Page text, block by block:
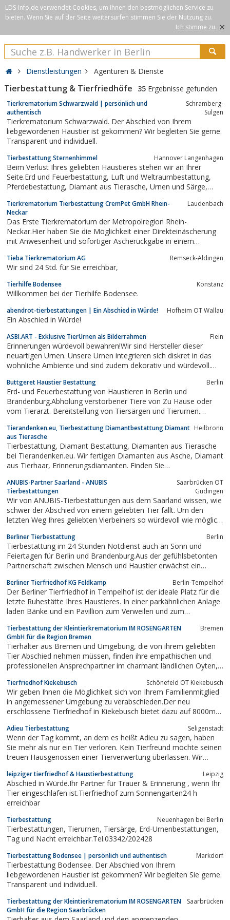
LDS-Info.de verwendet Cookies, um Ihnen den bestmöglichen Service zu
bieten. Wenn Sie auf der Seite weitersurfen stimmen Sie der Nutzung zu.
Ich stimme zu. ×
Dienstleistungen Agenturen & Dienste
Tierbestattung & Tierfriedhöfe 35 Ergebnisse gefunden
Tierkrematorium Schwarzwald | persönlich und
authentisch
Schramberg-
Sulgen
Tierkrematorium Schwarzwald. Der Abschied von Ihrem
liebgewordenen Haustier ist gekommen? Wir begleiten Sie gerne.
Transparent und individuell.
Tierbestattung Sternenhimmel Hannover Langenhagen
Beim Verlust Ihres geliebten Haustieres stehen wir an Ihrer
Seite.Erd und Feuerbestattung, Luft und Weltraumbestattung,
Pferdebestattung, Diamant aus Tierasche, Urnen und Särge,
Tierkrematorium Tierbestattung CremPet GmbH Rhein-
Neckar
Laudenbach
Das Erste Tierkrematorium der Metropolregion Rhein-
Neckar.Hier haben Sie die Möglichkeit einer Direkteinäscherung
mit Anwesenheit und sofortiger Ascherückgabe in einem
Schmuckurne. Ständig ca. 500 Tierurnen auf Lager. Das
Kleintierkrematorium bietet Ihnen einen 365 Tagen/ 24...
Tieba Tierkrematorium AG Remseck-Aldingen
Wir sind 24 Std. für Sie erreichbar,
Tierhilfe Bodensee Konstanz
Willkommen bei der Tierhilfe Bodensee.
abendrot-tierbestattungen | Ein Abschied in Würde! Hofheim OT Wallau
Ein Abschied in Würde!
ASBI.ART - Exklusive TierUrnen als Bilderrahmen Flein
Erinnerungen würdevoll bewahren!Wir sind Hersteller dieser
neuartigen Urnen. Unsere Urnen integrieren sich diskret in das
wohnliche Ambiente und sind zudem dekorativ und würdevoll.
verwahren sie neben dem schönsten Bild des geliebten Tieres,
dessen Asche.
Buttgeret Haustier Bestattung Berlin
Erd- und Feuerbestattung von Haustieren in Berlin und
Brandenburg.Abholung verstorbener Tiere von Zu Hause oder
vom Tierarzt. Bereitstellung von Tiersärgen und Tierurnen.
Tierandenken.eu, Tierbestattung Diamantbestattung Diamant
aus Tierasche
Heilbronn
Tierbestattung, Diamant Bestattung, Diamanten aus Tierasche
bei Tierandenken.eu. Wir fertigen Diamanten aus Asche, Diamant
aus Tierhaar, Erinnerungsdiamanten. Finden Sie
Asche zu Diamant, Tierdiamanten
ANUBIS-Partner Saarland - ANUBIS
Tierbestattungen
Saarbrücken OT
Güdingen
Wir von ANUBIS-Tierbestattungen aus dem Saarland wissen, wie
schwer der Abschied von einem geliebten Tier fällt. Um den
letzten Weg Ihres geliebten Vierbeiners so würdevoll wie möglich
Wünschen und zu jedem Detail. In einem ausführlichen Gespräch
geben wir Ihnen...
Berliner Tierbestattung Berlin
Tierbestattung im 24 Stunden Notdienst auch an Sonn und
Feiertagen für Berlin und Brandenburg.Aus der gefühlsbetonten
Partnerschaft zwischen Mensch und Haustier erwächst ein
lang und darüber hinaus - bis zu einem würdevollen Abschluß des
Miteinanders, wenn das...
Berliner Tierfriedhof KG Feldkamp Berlin-Tempelhof
Der Berliner Tierfriedhof in Tempelhof ist der ideale Platz für die
letzte Ruhestätte Ihres Haustieres. In einer parkähnlichen Anlage
laden Bänke und ein Pavillion zum Verweilen und zum
Abschied mit Trauerbegleitung steht bei uns im Vordergrund.
Tierbestattung der Kleintierkrematorium IM ROSENGARTEN
GmbH für die Region Bremen
Bremen
Tierhalter aus Bremen und Umgebung, die von ihrem geliebten
Tier Abschied nehmen müssen, finden ihre empathischen und
professionellen Ansprechpartner im charmant ländlichen Oyten,
Tierfriedhof Kiekebusch Schönefeld OT Kiekebusch
Wir geben Ihnen die Möglichkeit sich von Ihrem Familienmitglied
in angemessener Umgebung zu verabschieden.Der neu
erschlossene Tierfriedhof in Kiekebusch bietet dazu auf 8000m²
parkähnlichen Anlage wird Ihr Tier eine würdige Ruhestätte
finden.
Adieu Tierbestattung Seligenstadt
Wenn der Tag kommt, an dem es heißt Adieu zu sagen, haben
Sie mehr als nur ein Tier verloren. Kein Tierfreund möchte seinen
treuen Hausgenossen einer Tierverwertung überlassen. Wir
Erd- und Feuerbestattung (Einäscherung) auf Wunsch auch
anonym.
leipziger tierfriedhof & Haustierbestattung Leipzig
Abschied in Würde.Ihr Partner für Trauer & Erinnerung , wenn Ihr
Tier eingeschlafen ist.Tierfriedhof zum Sonnengarten24 h
erreichbar
Tierbestattung Neuenhagen bei Berlin
Tierbestattungen, Tierurnen, Tiersärge, Erd-Urnenbestattungen,
Tag und Nacht erreichbar.Tel.03342/202428
Tierbestattung Bodensee | persönlich und authentisch Markdorf
Tierbestattung Bodensee. Der Abschied von Ihrem
liebgewordenen Haustier ist gekommen? Wir begleiten Sie gerne.
Transparent und individuell.
Tierbestattung der Kleintierkrematorium IM ROSENGARTEN
GmbH für die Region Saarbrücken
Saarbrücken